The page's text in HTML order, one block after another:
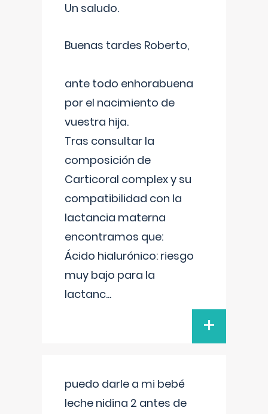
Un saludo.
Buenas tardes Roberto,
ante todo enhorabuena
por el nacimiento de
vuestra hija.
Tras consultar la
composición de
Carticoral complex y su
compatibilidad con la
lactancia materna
encontramos que:
Ácido hialurónico: riesgo
muy bajo para la
lactanc...
+
puedo darle a mi bebé
leche nidina 2 antes de